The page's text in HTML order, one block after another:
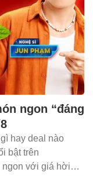
ngon “đáng
hay deal nào
bật trên
ngon với giá hời